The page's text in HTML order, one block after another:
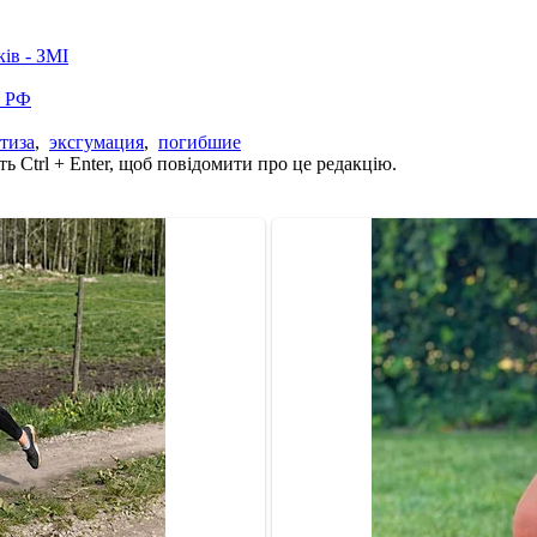
- ЗМІ
РФ
, эксгумация, погибшие
Ctrl + Enter, щоб повідомити про це редакцію.